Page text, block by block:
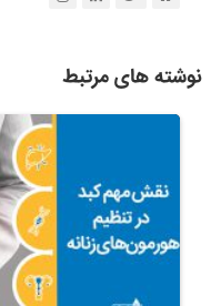
نوشته های مرتبط